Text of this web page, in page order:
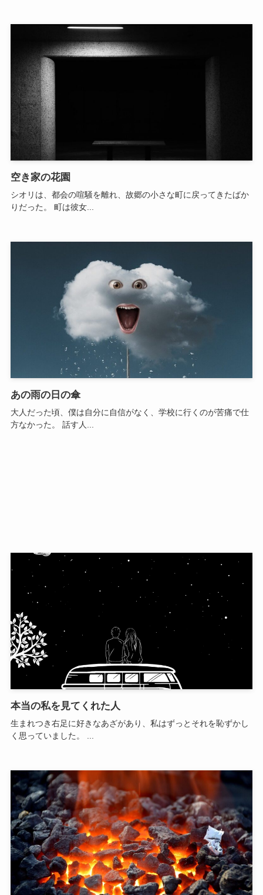
空き家の花園
シオリは、都会の喧騒を離れ、故郷の小さな町に戻ってきたばか
りだった。 町は彼女...
あの雨の日の傘
大人だった頃、僕は自分に自信がなく、学校に行くのが苦痛で仕
方なかった。 話す人...
本当の私を見てくれた人
生まれつき右足に好きなあざがあり、私はずっとそれを恥ずかし
く思っていました。 ...